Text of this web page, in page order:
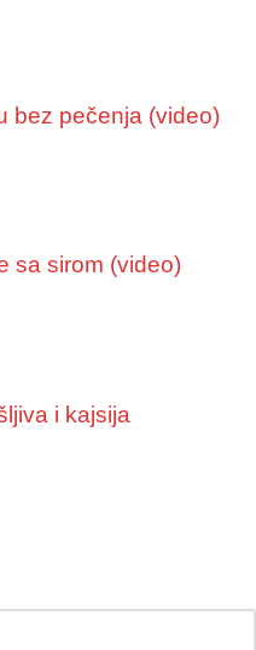
bez pečenja (video)
sa sirom (video)
i kajsija